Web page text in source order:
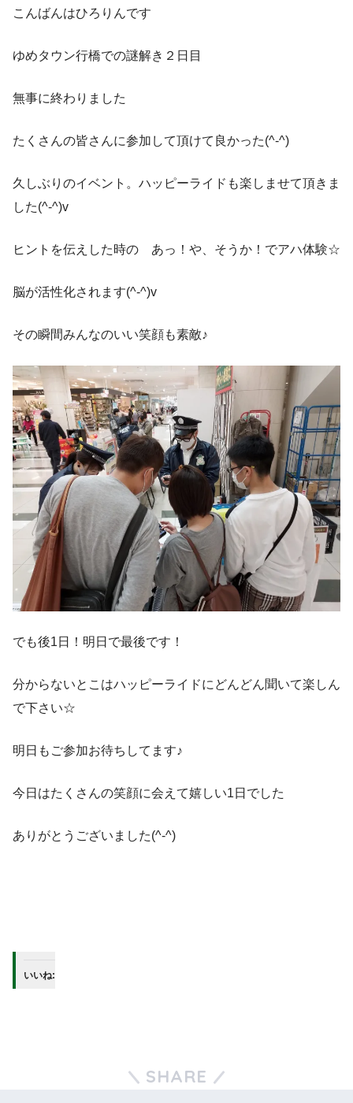
こんばんはひろりんです
ゆめタウン行橋での謎解き２日目
無事に終わりました
たくさんの皆さんに参加して頂けて良かった(^-^)
久しぶりのイベント。ハッピーライドも楽しませて頂きま
した(^-^)v
ヒントを伝えした時の あっ！や、そうか！でアハ体験☆
脳が活性化されます(^-^)v
その瞬間みんなのいい笑顔も素敵♪
でも後1日！明日で最後です！
分からないとこはハッピーライドにどんどん聞いて楽しん
で下さい☆
明日もご参加お待ちしてます♪
今日はたくさんの笑顔に会えて嬉しい1日でした
ありがとうございました(^-^)
いいね:
SHARE